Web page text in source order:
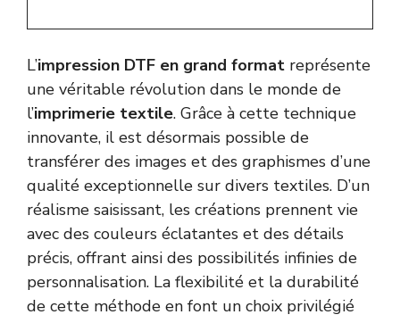
L’impression DTF en grand format représente
une véritable révolution dans le monde de
l’imprimerie textile. Grâce à cette technique
innovante, il est désormais possible de
transférer des images et des graphismes d’une
qualité exceptionnelle sur divers textiles. D’un
réalisme saisissant, les créations prennent vie
avec des couleurs éclatantes et des détails
précis, offrant ainsi des possibilités infinies de
personnalisation. La flexibilité et la durabilité
de cette méthode en font un choix privilégié